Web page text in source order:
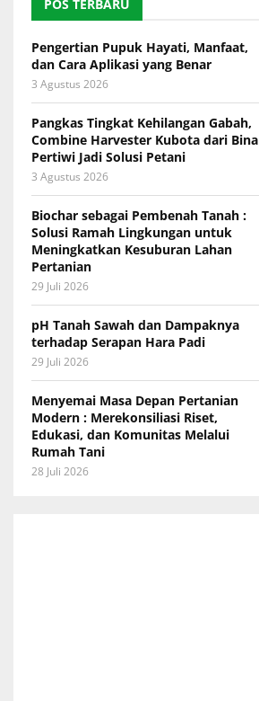
POS TERBARU
Pengertian Pupuk Hayati, Manfaat,
dan Cara Aplikasi yang Benar
3 Agustus 2026
Pangkas Tingkat Kehilangan Gabah,
Combine Harvester Kubota dari Bina
Pertiwi Jadi Solusi Petani
3 Agustus 2026
Biochar sebagai Pembenah Tanah :
Solusi Ramah Lingkungan untuk
Meningkatkan Kesuburan Lahan
Pertanian
29 Juli 2026
pH Tanah Sawah dan Dampaknya
terhadap Serapan Hara Padi
29 Juli 2026
Menyemai Masa Depan Pertanian
Modern : Merekonsiliasi Riset,
Edukasi, dan Komunitas Melalui
Rumah Tani
28 Juli 2026